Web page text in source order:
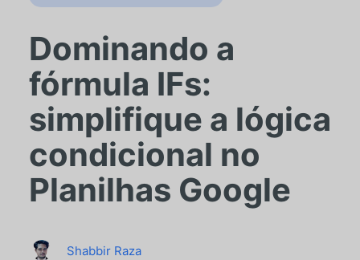
Dominando a
fórmula IFs:
simplifique a lógica
condicional no
Planilhas Google
Shabbir Raza